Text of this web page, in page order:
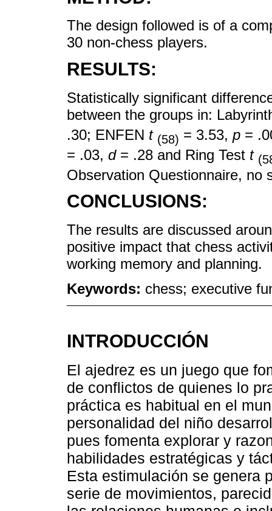
The design followed is of a
30 non-chess players.
RESULTS:
Statistically significant
between the groups in:
.30; ENFEN t (58) = 3.53, p =
= .03, d= .28 and Ring Test t
Observation Questionnaire, no
CONCLUSIONS:
The results are discussed
positive impact that chess
working memory and planning.
Keywords: chess; executive
INTRODUCCIÓN
El ajedrez es un juego que
de conflictos de quienes lo
práctica es habitual en el
personalidad del niño
pues fomenta explorar y
habilidades estratégicas y
Esta estimulación se genera
serie de movimientos,